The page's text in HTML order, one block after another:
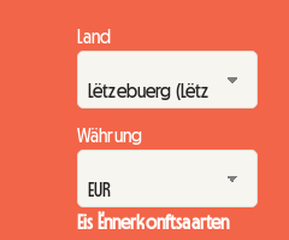
Land
Währung
Eis Ënnerkonftsaarten